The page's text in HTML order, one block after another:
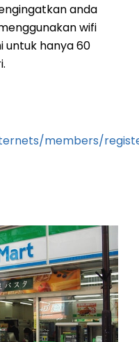
anda
wifi
untuk hanya 60
members/